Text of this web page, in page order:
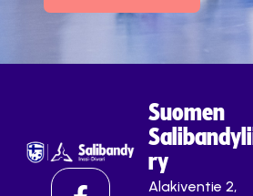
Suomen
ry
Alakiventie 2,